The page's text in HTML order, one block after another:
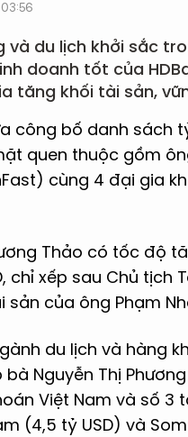
và du lịch khởi sắc
doanh tốt của
tăng khối tài sản,
công bố danh sách
quen thuộc gồm
cùng 4 đại gia
Thảo có tốc độ
chỉ xếp sau Chủ
của ông Phạm
du lịch và hàng
Nguyễn Thị
Việt Nam và số 3
(4,5 tỷ USD) và